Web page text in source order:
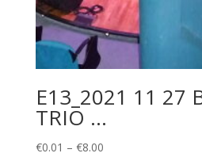
E13_2021 11 27
TRIO …
€0.01 – €8.00Price